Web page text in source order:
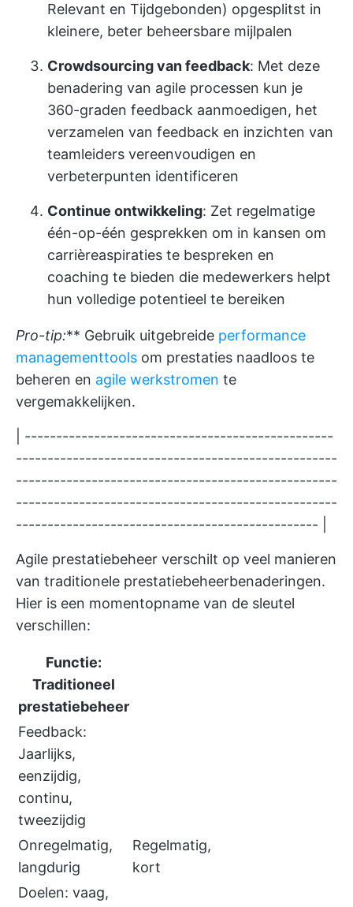
Relevant en Tijdgebonden) opgesplitst in
kleinere, beter beheersbare mijlpalen
Crowdsourcing van feedback: Met deze
benadering van agile processen kun je
360-graden feedback aanmoedigen, het
verzamelen van feedback en inzichten van
teamleiders vereenvoudigen en
verbeterpunten identificeren
Continue ontwikkeling: Zet regelmatige
één-op-één gesprekken om in kansen om
carrièreaspiraties te bespreken en
coaching te bieden die medewerkers helpt
hun volledige potentieel te bereiken
Pro-tip:** Gebruik uitgebreide performance
managementtools om prestaties naadloos te
beheren en agile werkstromen te
vergemakkelijken.
| -------------------------------------------------
---------------------------------------------------
---------------------------------------------------
---------------------------------------------------
------------------------------------------------ |
Agile prestatiebeheer verschilt op veel manieren
van traditionele prestatiebeheerbenaderingen.
Hier is een momentopname van de sleutel
verschillen:
Functie:
Traditioneel
prestatiebeheer
Feedback:
Jaarlijks,
eenzijdig,
continu,
tweezijdig
Onregelmatig,
langdurig
Regelmatig,
kort
Doelen: vaag,